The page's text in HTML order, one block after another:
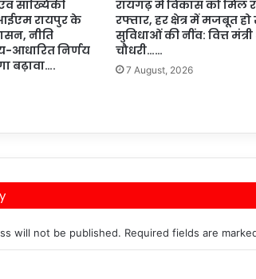
सांख्यिकी
रायपुर के
नीति
आधारित निर्णय
बढ़ावा….
रायगढ़ में विकास को मिल
रफ्तार, हर क्षेत्र में मजबूत हो
सुविधाओं की नींव: वित्त
चौधरी……
7 August, 2026
will not be published. Required fields are